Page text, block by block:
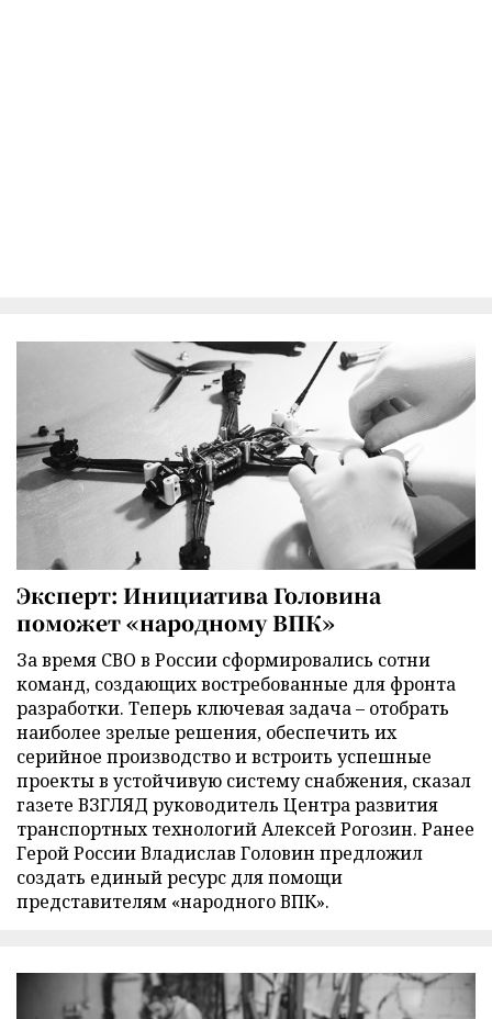
Эксперт: Инициатива Головина
поможет «народному ВПК»
За время СВО в России сформировались сотни
команд, создающих востребованные для фронта
разработки. Теперь ключевая задача – отобрать
наиболее зрелые решения, обеспечить их
серийное производство и встроить успешные
проекты в устойчивую систему снабжения, сказал
газете ВЗГЛЯД руководитель Центра развития
транспортных технологий Алексей Рогозин. Ранее
Герой России Владислав Головин предложил
создать единый ресурс для помощи
представителям «народного ВПК».